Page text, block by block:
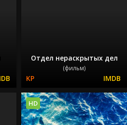
Отдел нераскрытых дел
(фильм)
HD